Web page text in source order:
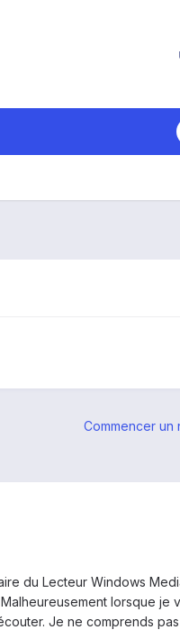
Commencer un
du Lecteur Windows
lorsque je
Je ne comprends